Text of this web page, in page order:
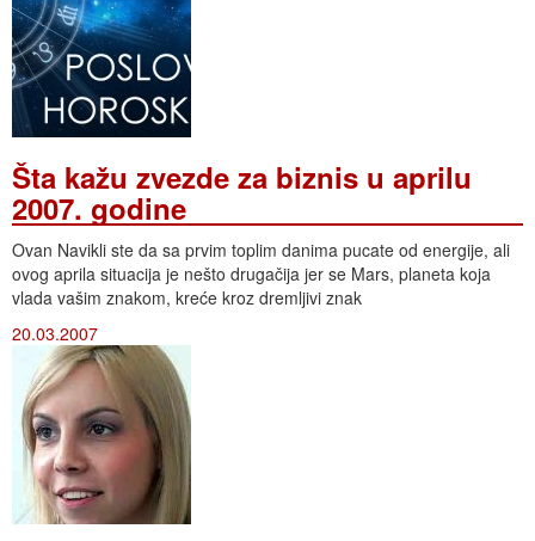
Šta kažu zvezde za biznis u aprilu
2007. godine
Ovan Navikli ste da sa prvim toplim danima pucate od energije, ali
ovog aprila situacija je nešto drugačija jer se Mars, planeta koja
vlada vašim znakom, kreće kroz dremljivi znak
20.03.2007